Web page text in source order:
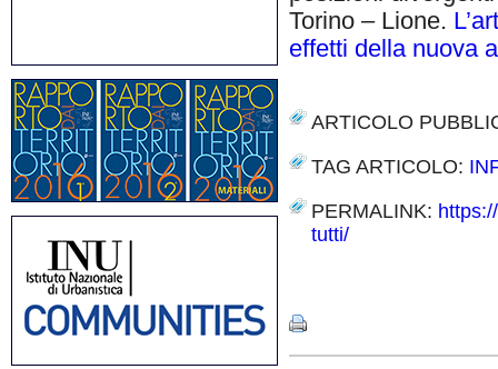
Torino – Lione.
effetti della nuova
ARTICOLO
TAG ARTICOLO:
PERMALINK:
tutti/